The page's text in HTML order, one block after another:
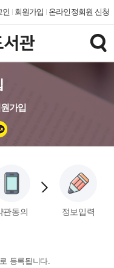
인 회원가입 온라인정회원 신청
가입
관동의 정보입력
등록됩니다.